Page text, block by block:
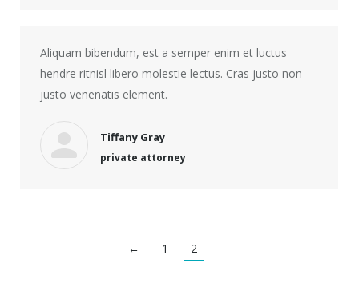
Aliquam bibendum, est a semper enim et luctus
hendre ritnisl libero molestie lectus. Cras justo non
justo venenatis element.
Tiffany Gray
private attorney
← 1 2